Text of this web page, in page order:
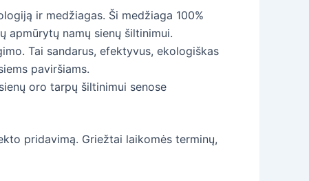
ir medžiagas. Ši medžiaga 100%
apmūrytų namų sienų šiltinimui.
Tai sandarus, efektyvus, ekologiškas
paviršiams.
oro tarpų šiltinimui senose
pridavimą. Griežtai laikomės terminų,